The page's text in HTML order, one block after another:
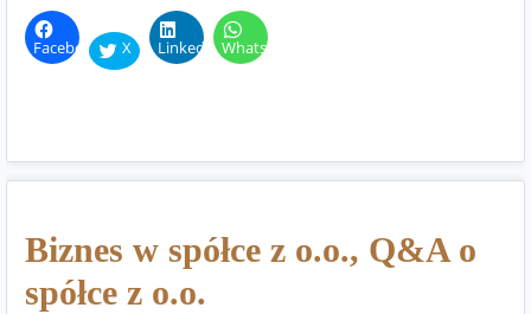
Facebook X LinkedInWhatsApp
Biznes w spółce z o.o., Q&A o
spółce z o.o.